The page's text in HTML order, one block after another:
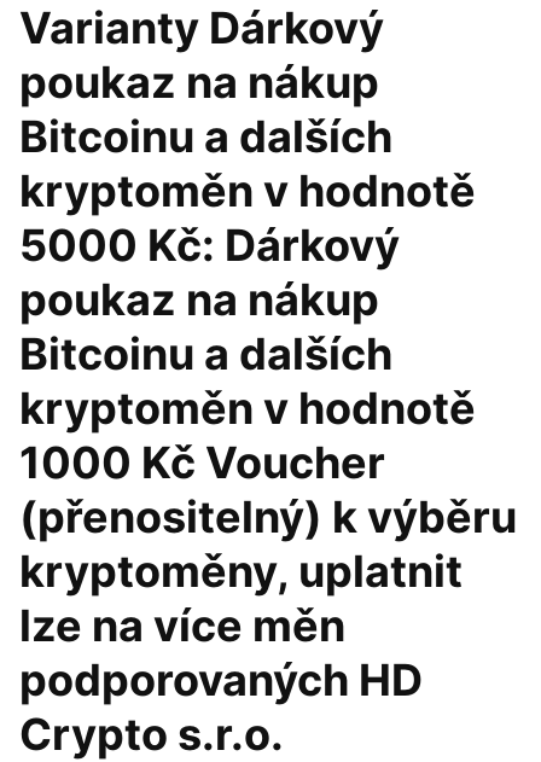
Varianty Dárkový
poukaz na nákup
Bitcoinu a dalších
kryptoměn v hodnotě
5000 Kč: Dárkový
poukaz na nákup
Bitcoinu a dalších
kryptoměn v hodnotě
1000 Kč Voucher
(přenositelný) k výběru
kryptoměny, uplatnit
lze na více měn
podporovaných HD
Crypto s.r.o.